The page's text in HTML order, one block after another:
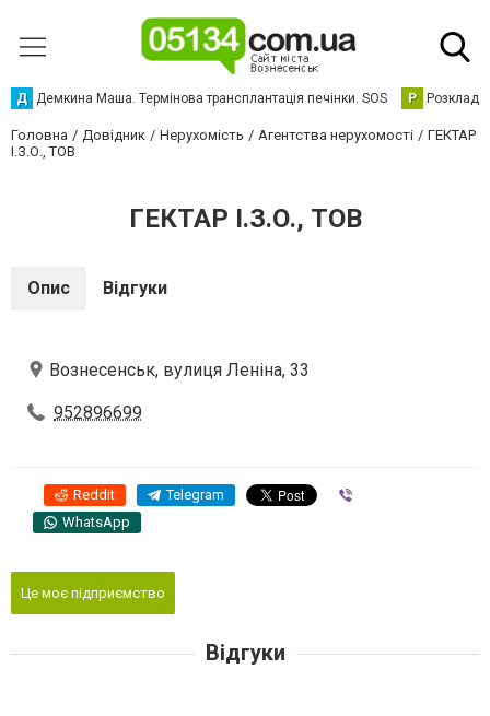
Д Демкина Маша. Термінова трансплантація печінки. SOS Р Розклад
Головна Довідник Нерухомість Агентства нерухомості
ГЕКТАР
І.З.О., ТОВ
ГЕКТАР І.З.О., ТОВ
Опис Відгуки
Вознесенськ, вулиця Леніна, 33
952896699
Reddit Telegram
WhatsApp
Це моє підприємство
Відгуки